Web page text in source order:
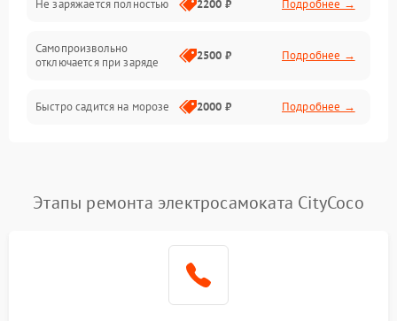
Не заряжается полностью 2200 ₽ Подробнее →
Самопроизвольно
отключается при заряде
2500 ₽ Подробнее →
Быстро садится на морозе 2000 ₽ Подробнее →
Этапы ремонта электросамоката CityCoco